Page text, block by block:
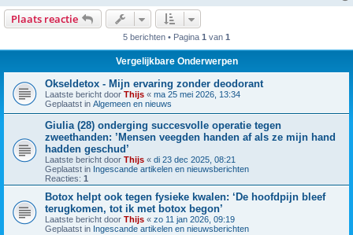
Plaats reactie
5 berichten • Pagina 1 van 1
Vergelijkbare Onderwerpen
Okseldetox - Mijn ervaring zonder deodorant
Laatste bericht door Thijs « ma 25 mei 2026, 13:34
Geplaatst in Algemeen en nieuws
Giulia (28) onderging succesvolle operatie tegen
zweethanden: ’Mensen veegden handen af als ze mijn hand
hadden geschud’
Laatste bericht door Thijs « di 23 dec 2025, 08:21
Geplaatst in Ingescande artikelen en nieuwsberichten
Reacties: 1
Botox helpt ook tegen fysieke kwalen: ‘De hoofdpijn bleef
terugkomen, tot ik met botox begon’
Laatste bericht door Thijs « zo 11 jan 2026, 09:19
Geplaatst in Ingescande artikelen en nieuwsberichten